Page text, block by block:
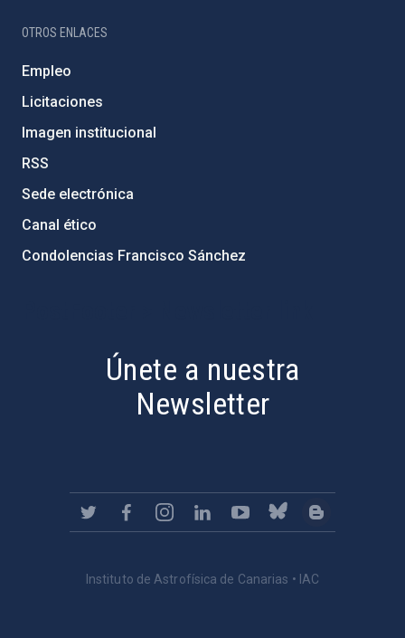
OTROS ENLACES
Empleo
Licitaciones
Imagen institucional
RSS
Sede electrónica
Canal ético
Condolencias Francisco Sánchez
Únete a nuestra
Newsletter
Instituto de Astrofísica de Canarias • IAC